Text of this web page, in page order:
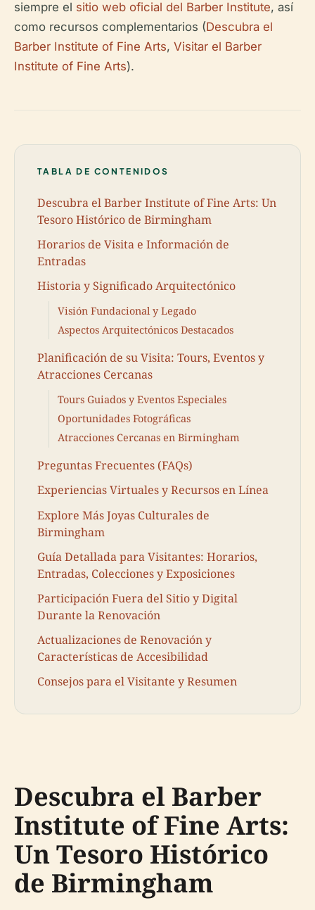
siempre el sitio web oficial del Barber Institute, así
como recursos complementarios (Descubra el
Barber Institute of Fine Arts, Visitar el Barber
Institute of Fine Arts).
TABLA DE CONTENIDOS
Descubra el Barber Institute of Fine Arts: Un
Tesoro Histórico de Birmingham
Horarios de Visita e Información de
Entradas
Historia y Significado Arquitectónico
Visión Fundacional y Legado
Aspectos Arquitectónicos Destacados
Planificación de su Visita: Tours, Eventos y
Atracciones Cercanas
Tours Guiados y Eventos Especiales
Oportunidades Fotográficas
Atracciones Cercanas en Birmingham
Preguntas Frecuentes (FAQs)
Experiencias Virtuales y Recursos en Línea
Explore Más Joyas Culturales de
Birmingham
Guía Detallada para Visitantes: Horarios,
Entradas, Colecciones y Exposiciones
Participación Fuera del Sitio y Digital
Durante la Renovación
Actualizaciones de Renovación y
Características de Accesibilidad
Consejos para el Visitante y Resumen
Descubra el Barber
Institute of Fine Arts:
Un Tesoro Histórico
de Birmingham